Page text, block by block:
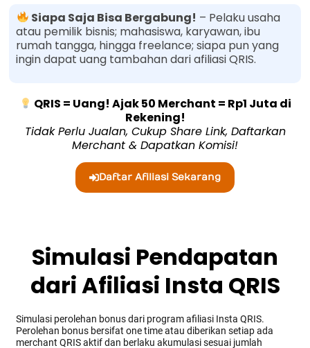
Siapa Saja Bisa Bergabung! – Pelaku usaha
atau pemilik bisnis; mahasiswa, karyawan, ibu
rumah tangga, hingga freelance; siapa pun yang
ingin dapat uang tambahan dari afiliasi QRIS.
QRIS = Uang! Ajak 50 Merchant = Rp1 Juta di
Rekening!
Tidak Perlu Jualan, Cukup Share Link, Daftarkan
Merchant & Dapatkan Komisi!
Daftar Afiliasi Sekarang
Simulasi Pendapatan
dari Afiliasi Insta QRIS